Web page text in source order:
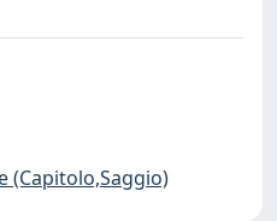
(Capitolo,Saggio)